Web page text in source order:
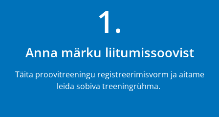
1.
Anna märku liitumissoovist
Täita proovitreeningu registreerimisvorm ja aitame
leida sobiva treeningrühma.